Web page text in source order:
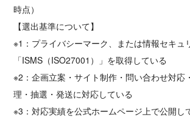
時点）
【選出基準について】
※1：プライバシーマーク、または情報セキュ
「ISMS（ISO27001）」を取得している
※2：企画立案・サイト制作・問い合わせ対応
理・抽選・発送に対応している
※3：対応実績を公式ホームページ上で公開し